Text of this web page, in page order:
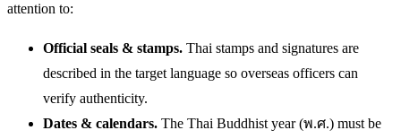
attention to:
Official seals & stamps. Thai stamps and signatures are
described in the target language so overseas officers can
verify authenticity.
Dates & calendars. The Thai Buddhist year (พ.ศ.) must be